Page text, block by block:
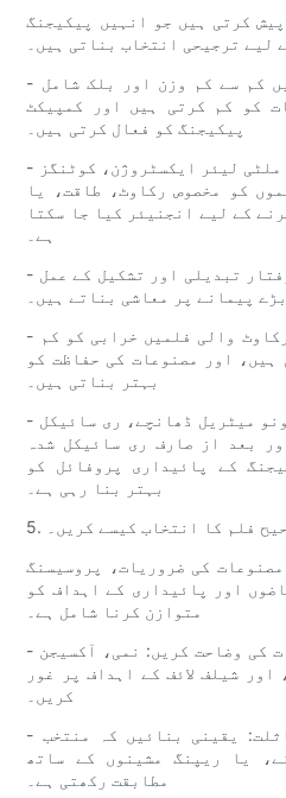
کرتی ہیں جو انہیں پیکیجنگ
لیے ترجیحی انتخاب بناتی ہیں۔
- ہلکا پھلکا اور موثر: فلمیں کم سے کم وزن اور بلک شامل
کو کم کرتی ہیں اور کمپیکٹ
پیکیجنگ کو فعال کرتی ہیں۔
- حسب ضرورت کارکردگی: ملاوٹ، ملٹی لیئر ایکسٹروژن، کوٹنگز
کو مخصوص رکاوٹ، طاقت، یا
کے لیے انجنیئر کیا جا سکتا
ہے۔
- لاگت سے موثر پیداوار: تیز رفتار تبدیلی اور تشکیل کے عمل
پیمانے پر معاشی بناتے ہیں۔
- تحفظ اور شیلف لائف: مناسب رکاوٹ والی فلمیں خرابی کو کم
اور مصنوعات کی حفاظت کو
بہتر بناتی ہیں۔
- ری سائیکلیبلٹی اور جدت: مونو میٹریل ڈھانچے، ری سائیکل
بعد از صارف ری سائیکل شدہ
کے پائیداری پروفائل کو
بہتر بنا رہی ہے۔
صحیح فلم کا انتخاب کیسے کریں۔
کی ضروریات، پروسیسنگ
اور پائیداری کے اہداف کو
متوازن کرنا شامل ہے۔
- مصنوعات کے تحفظ کی ضروریات کی وضاحت کریں: نمی، آکسیجن
شیلف لائف کے اہداف پر غور
کریں۔
- پروسیسنگ کے سامان سے مماثلت: یقینی بنائیں کہ منتخب
یا ریپنگ مشینوں کے ساتھ
مطابقت رکھتی ہے۔